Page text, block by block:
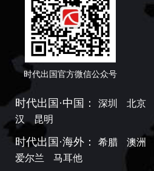
时代出国官方微信公众号
时代出国·中国： 深圳 北京
汉
昆明
时代出国·海外： 希腊 澳洲
爱尔兰
马耳他